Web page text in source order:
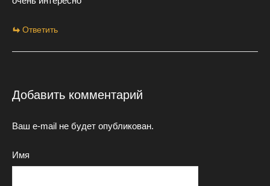
Ответить
Добавить комментарий
Ваш e-mail не будет опубликован.
Имя